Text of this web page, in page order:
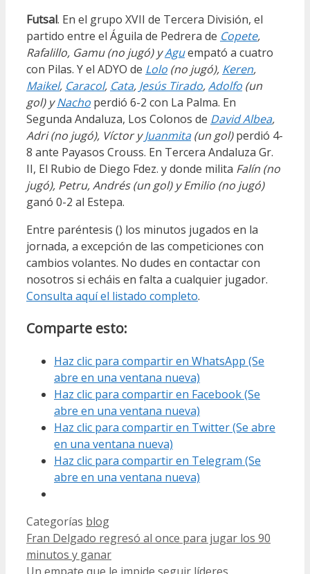
Futsal. En el grupo XVII de Tercera División, el
partido entre el Águila de Pedrera de Copete,
Rafalillo, Gamu (no jugó) yAguempató a cuatro
con Pilas. Y el ADYO de Lolo (no jugó), Keren,
Maikel, Caracol, Cata, Jesús Tirado,Adolfo (un
gol)yNacho perdió 6-2 con La Palma. En
Segunda Andaluza, Los Colonos de David Albea,
Adri (no jugó), VíctoryJuanmita(un gol)perdió 4-
8 ante Payasos Crouss. En Tercera Andaluza Gr.
II, El Rubio de Diego Fdez. y donde milita Falín (no
jugó), Petru, Andrés (un gol) y Emilio (no jugó)
ganó 0-2 al Estepa.
Entre paréntesis () los minutos jugados en la
jornada, a excepción de las competiciones con
cambios volantes. No dudes en contactar con
nosotros si echáis en falta a cualquier jugador.
Consulta aquí el listado completo.
Comparte esto:
Haz clic para compartir en WhatsApp (Se
abre en una ventana nueva)
Haz clic para compartir en Facebook (Se
abre en una ventana nueva)
Haz clic para compartir en Twitter (Se abre
en una ventana nueva)
Haz clic para compartir en Telegram (Se
abre en una ventana nueva)
Categorías blog
Fran Delgado regresó al once para jugar los 90
minutos y ganar